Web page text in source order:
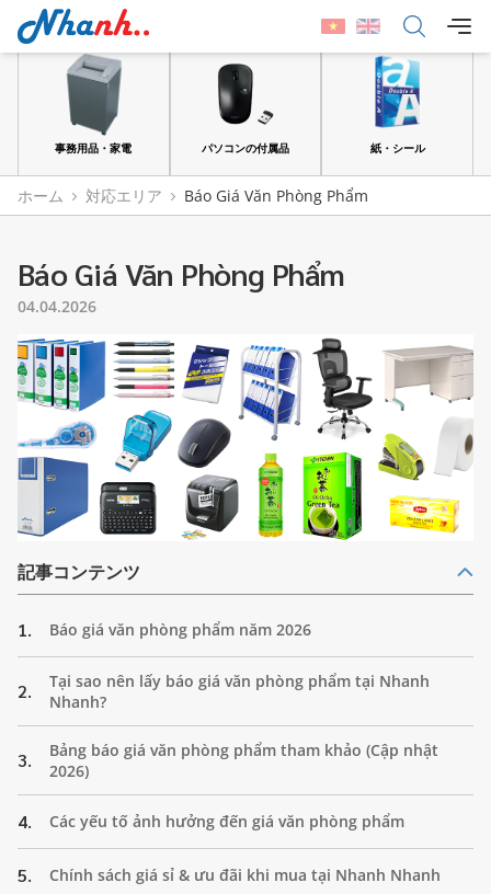
パソコンの付属品 紙・シール ファイル
ホーム 対応エリア Báo Giá Văn Phòng Phẩm
Báo Giá Văn Phòng Phẩm
04.04.2026
記事コンテンツ
1. Báo giá văn phòng phẩm năm 2026
2.
Tại sao nên lấy báo giá văn phòng phẩm tại Nhanh
Nhanh?
3.
Bảng báo giá văn phòng phẩm tham khảo (Cập nhật
2026)
4. Các yếu tố ảnh hưởng đến giá văn phòng phẩm
5. Chính sách giá sỉ & ưu đãi khi mua tại Nhanh Nhanh